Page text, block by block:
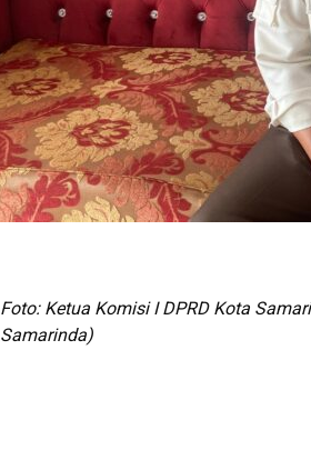
Foto: Ketua Komisi I DPRD Kota
Samarinda)